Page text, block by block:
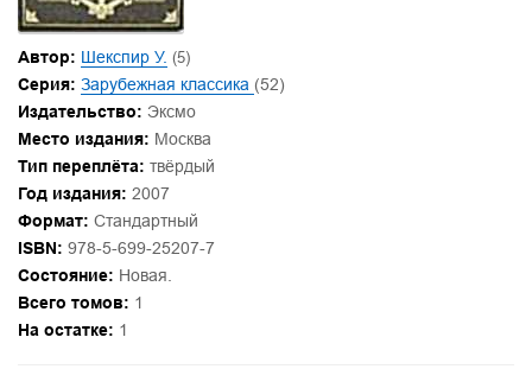
Автор: Шекспир У. (5)
Серия: Зарубежная классика (52)
Издательство: Эксмо
Место издания: Москва
Тип переплёта: твёрдый
Год издания: 2007
Формат: Стандартный
ISBN: 978-5-699-25207-7
Состояние: Новая.
Всего томов: 1
На остатке: 1